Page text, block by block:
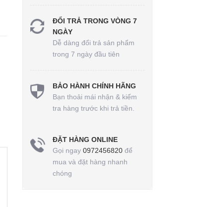
ĐỔI TRẢ TRONG VÒNG 7
NGÀY
Dễ dàng đổi trả sản phẩm
trong 7 ngày đầu tiên
BẢO HÀNH CHÍNH HÃNG
Bạn thoải mái nhận & kiểm
tra hàng trước khi trả tiền.
ĐẶT HÀNG ONLINE
Gọi ngay 0972456820để
mua và đặt hàng nhanh
chóng